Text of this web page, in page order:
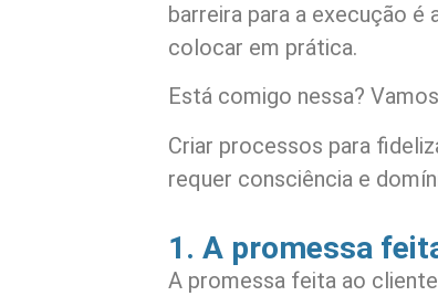
barreira para a execução é
colocar em prática.
Está comigo nessa?
Criar processos para
requer consciência e
1. A promessa
A promessa feita ao